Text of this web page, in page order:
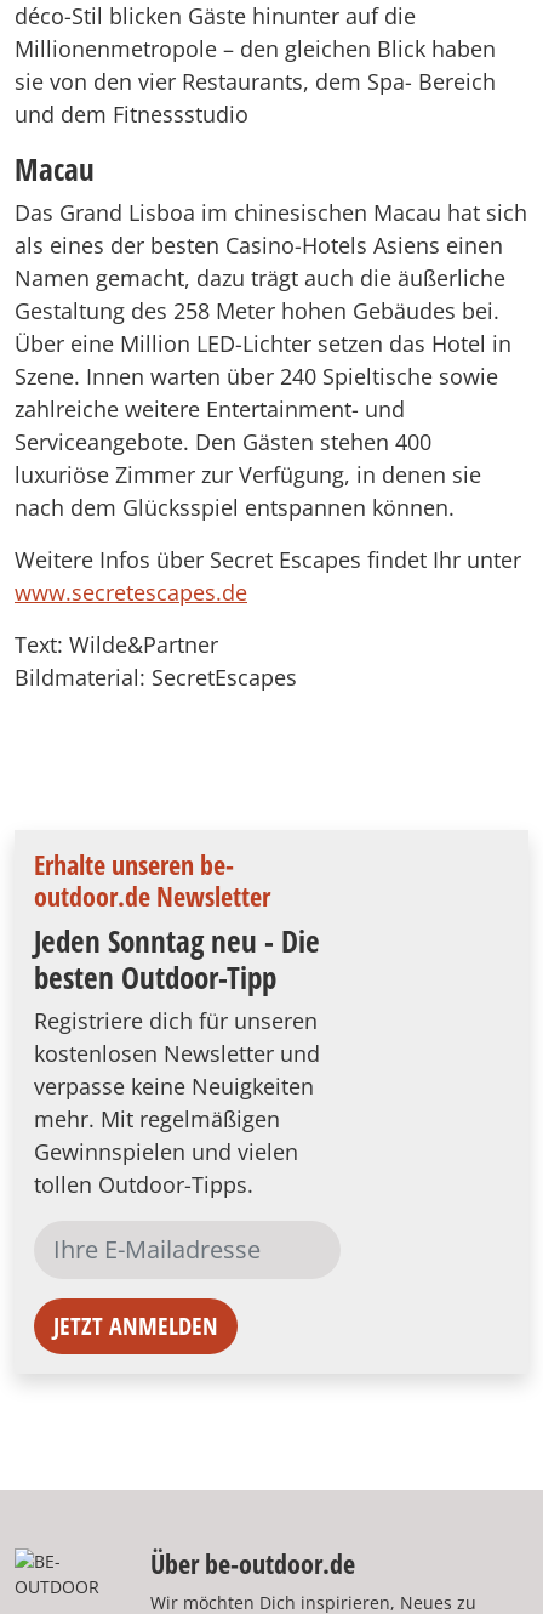
déco-Stil blicken Gäste hinunter auf die
Millionenmetropole – den gleichen Blick haben
sie von den vier Restaurants, dem Spa- Bereich
und dem Fitnessstudio
Macau
Das Grand Lisboa im chinesischen Macau hat sich
als eines der besten Casino-Hotels Asiens einen
Namen gemacht, dazu trägt auch die äußerliche
Gestaltung des 258 Meter hohen Gebäudes bei.
Über eine Million LED-Lichter setzen das Hotel in
Szene. Innen warten über 240 Spieltische sowie
zahlreiche weitere Entertainment- und
Serviceangebote. Den Gästen stehen 400
luxuriöse Zimmer zur Verfügung, in denen sie
nach dem Glücksspiel entspannen können.
Weitere Infos über Secret Escapes findet Ihr unter
www.secretescapes.de
Text: Wilde&Partner
Bildmaterial: SecretEscapes
Erhalte unseren be-
outdoor.de Newsletter
Jeden Sonntag neu - Die
besten Outdoor-Tipp
Registriere dich für unseren
kostenlosen Newsletter und
verpasse keine Neuigkeiten
mehr. Mit regelmäßigen
Gewinnspielen und vielen
tollen Outdoor-Tipps.
JETZT ANMELDEN
Über be-outdoor.de
Wir möchten Dich inspirieren, Neues zu